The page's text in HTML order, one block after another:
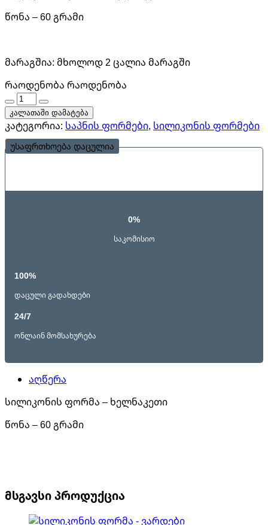
წონა – 60 გრამი
მარაგშია: მხოლოდ 2 ცალია მარაგში
რაოდენობა რაოდენობა
კალათაში დამატება
კატეგორია: საპნის ფორმები, სილიკონის ფორმები
უსაფრთხოება დაცულია
0%
საკომისიო
100%
დაცული გადახდები
24/7
ონლაინ მომსახურება
აღწერა
სილიკონის ფორმა – ხელნაკეთი
წონა – 60 გრამი
მსგავსი პროდუქცია